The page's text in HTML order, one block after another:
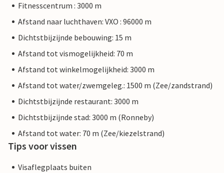
Fitnesscentrum : 3000 m
Afstand naar luchthaven: VXO : 96000 m
Dichtstbijzijnde bebouwing: 15 m
Afstand tot vismogelijkheid: 70 m
Afstand tot winkelmogelijkheid: 3000 m
Afstand tot water/zwemgeleg.: 1500 m (Zee/zandstrand)
Dichtstbijzijnde restaurant: 3000 m
Dichtstbijzijnde stad: 3000 m (Ronneby)
Afstand tot water: 70 m (Zee/kiezelstrand)
Tips voor vissen
Visaflegplaats buiten